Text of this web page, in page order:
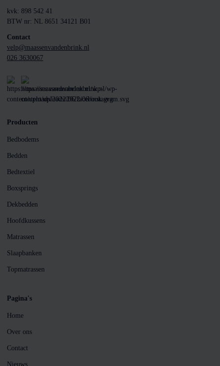
kvk: 898 542 41
BTW nr: NL 8651 34121 B01
Contact
velp@maassenvandenbrink.nl
026 3630067
Producten
Bedbodems
Bedden
Bedtextiel
Boxsprings
Dekbedden
Hoofdkussens
Matrassen
Slaapbanken
Topmatrassen
Pagina's
Home
Over ons
Contact
Nieuws